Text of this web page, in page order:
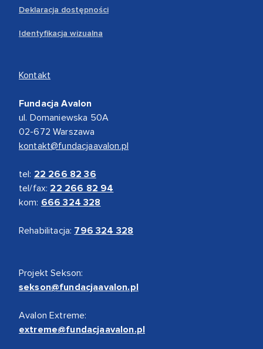
Deklaracja dostępności
Identyfikacja wizualna
Kontakt
Fundacja Avalon
ul. Domaniewska 50A
02-672 Warszawa
kontakt@fundacjaavalon.pl
tel: 22 266 82 36
tel/fax: 22 266 82 94
kom: 666 324 328
Rehabilitacja: 796 324 328
Projekt Sekson:
sekson@fundacjaavalon.pl
Avalon Extreme:
extreme@fundacjaavalon.pl